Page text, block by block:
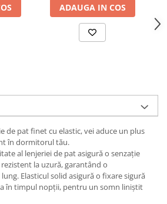
ADAUGA IN COS
de pat finet cu elastic, vei aduce un plus
în dormitorul tău.
al lenjeriei de pat asigură o senzație
la uzură, garantând o
Elasticul solid asigură o fixare sigură
în timpul nopții, pentru un somn liniștit